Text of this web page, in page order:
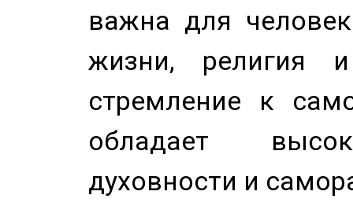
важна для
жизни, религия
стремление к
обладает
духовности и